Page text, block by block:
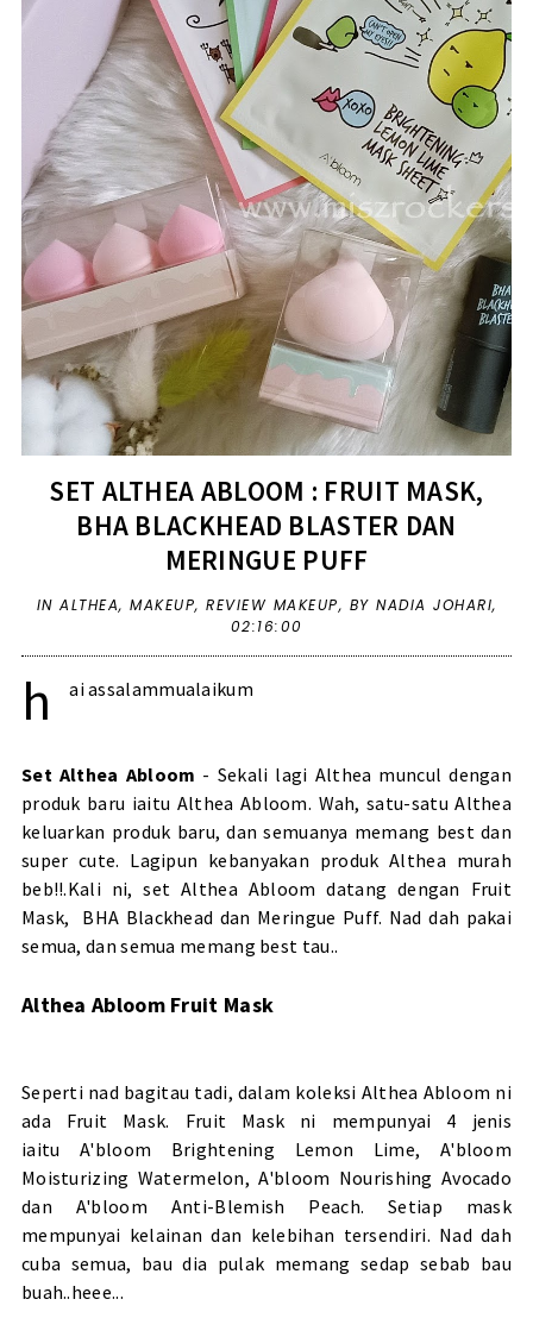
SET ALTHEA ABLOOM : FRUIT MASK,
BHA BLACKHEAD BLASTER DAN
MERINGUE PUFF
IN ALTHEA, MAKEUP, REVIEW MAKEUP, BY NADIA JOHARI,
02:16:00
h ai assalammualaikum
Set Althea Abloom - Sekali lagi Althea muncul dengan
produk baru iaitu Althea Abloom. Wah, satu-satu Althea
keluarkan produk baru, dan semuanya memang best dan
super cute. Lagipun kebanyakan produk Althea murah
beb!!.Kali ni, set Althea Abloom datang dengan Fruit
Mask, BHA Blackhead dan Meringue Puff. Nad dah pakai
semua, dan semua memang best tau..
Althea Abloom Fruit Mask
Seperti nad bagitau tadi, dalam koleksi Althea Abloom ni
ada Fruit Mask. Fruit Mask ni mempunyai 4 jenis
iaitu A'bloom Brightening Lemon Lime, A'bloom
Moisturizing Watermelon, A'bloom Nourishing Avocado
dan A'bloom Anti-Blemish Peach. Setiap mask
mempunyai kelainan dan kelebihan tersendiri. Nad dah
cuba semua, bau dia pulak memang sedap sebab bau
buah..heee...